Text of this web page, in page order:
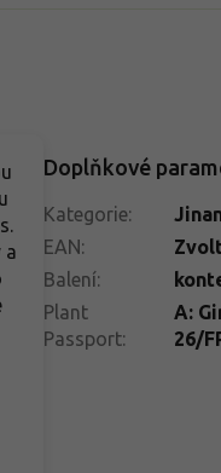
a
Doplňkové
Kategorie:
EAN:
Balení:
Plant
Passport:
A:
26/